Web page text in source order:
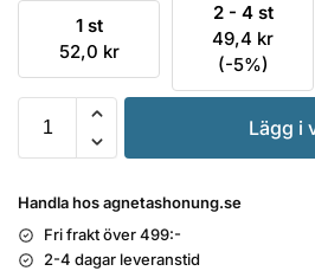
1 st
52,0 kr
2 - 4 st
49,4 kr
(-5%)
Lägg i
Handla hos agnetashonung.se
Fri frakt över 499:-
2-4 dagar leveranstid